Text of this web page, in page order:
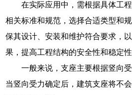
在实际应用中，需根据具体工
相关标准和规范，选择合适类型和
保其设计、安装和维护符合要求，
果，提高工程结构的安全性和稳定性
一般来说，支座主要根据竖向
当竖向受力确定后，建筑支座将不